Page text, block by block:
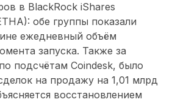
в BlackRock iShares
обе группы показали
ежедневный объём
запуска. Также за
подсчётам Сoindesk, было
на продажу на 1,01 млрд
восстановлением